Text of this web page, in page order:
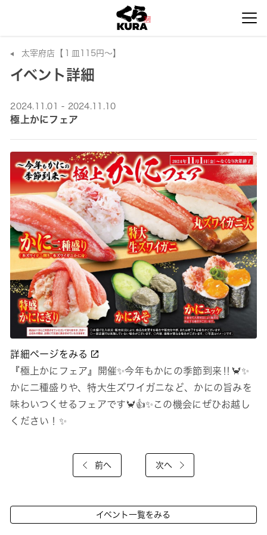
太宰府店【１皿115円～】
イベント詳細
2024.11.01 - 2024.11.10
極上かにフェア
詳細ページをみる
『極上かにフェア』開催✨今年もかにの季節到来‼🦀✨
かに二種盛りや、特大生ズワイガニなど、かにの旨みを
味わいつくせるフェアです🦀👍✨この機会にぜひお越し
ください！✨
前へ 次へ
イベント一覧をみる